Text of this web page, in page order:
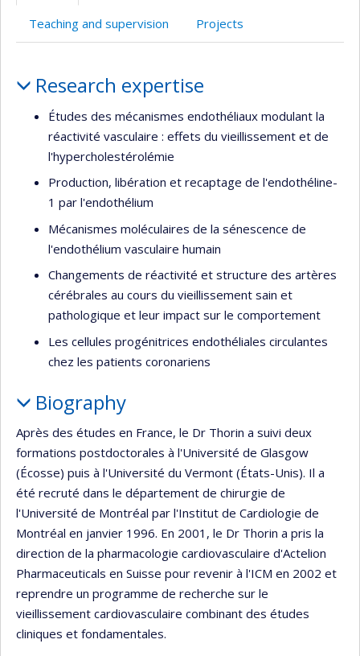
l’unité
de
Teaching and supervision Projects
Research expertise
Études des mécanismes endothéliaux modulant la
réactivité vasculaire : effets du vieillissement et de
l'hypercholestérolémie
Production, libération et recaptage de l'endothéline-
1 par l'endothélium
Mécanismes moléculaires de la sénescence de
l'endothélium vasculaire humain
Changements de réactivité et structure des artères
cérébrales au cours du vieillissement sain et
pathologique et leur impact sur le comportement
Les cellules progénitrices endothéliales circulantes
chez les patients coronariens
Biography
Après des études en France, le Dr Thorin a suivi deux
formations postdoctorales à l'Université de Glasgow
(Écosse) puis à l'Université du Vermont (États-Unis). Il a
été recruté dans le département de chirurgie de
l'Université de Montréal par l'Institut de Cardiologie de
Montréal en janvier 1996. En 2001, le Dr Thorin a pris la
direction de la pharmacologie cardiovasculaire d'Actelion
Pharmaceuticals en Suisse pour revenir à l'ICM en 2002 et
reprendre un programme de recherche sur le
vieillissement cardiovasculaire combinant des études
cliniques et fondamentales.